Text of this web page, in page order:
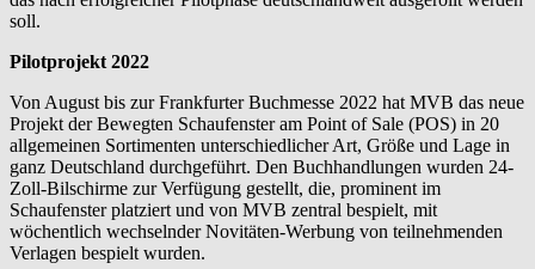
soll.
Pilotprojekt 2022
Von August bis zur Frankfurter Buchmesse 2022 hat MVB das neue
Projekt der Bewegten Schaufenster am Point of Sale (POS) in 20
allgemeinen Sortimenten unterschiedlicher Art, Größe und Lage in
ganz Deutschland durchgeführt. Den Buchhandlungen wurden 24-
Zoll-Bilschirme zur Verfügung gestellt, die, prominent im
Schaufenster platziert und von MVB zentral bespielt, mit
wöchentlich wechselnder Novitäten-Werbung von teilnehmenden
Verlagen bespielt wurden.